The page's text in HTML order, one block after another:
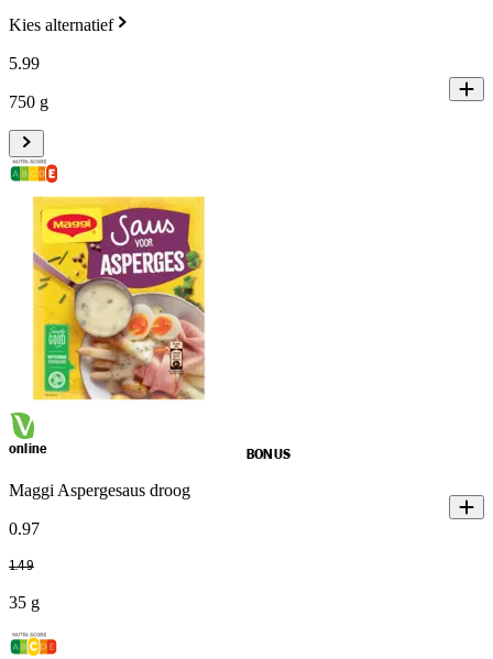
Kies alternatief
5.99
750 g
online BONUS
Maggi Aspergesaus droog
0.97
1.49
35 g